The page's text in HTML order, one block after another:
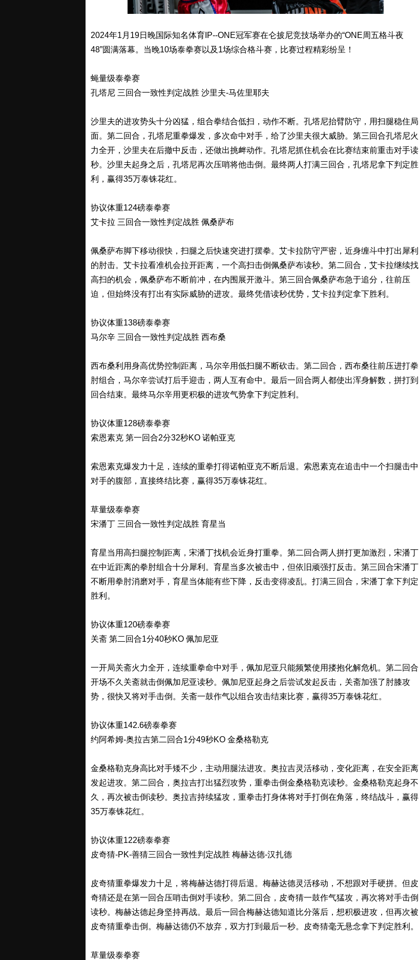
2024年1月19日晚国际知名体育IP--ONE冠军赛在仑披尼竞技场举办的“ONE周五格斗夜
48”圆满落幕。当晚10场泰拳赛以及1场综合格斗赛，比赛过程精彩纷呈！
蝇量级泰拳赛
孔塔尼 三回合一致性判定战胜 沙里夫-马佐里耶夫
沙里夫的进攻势头十分凶猛，组合拳结合低扫，动作不断。孔塔尼抬臂防守，用扫腿稳住局
面。第二回合，孔塔尼重拳爆发，多次命中对手，给了沙里夫很大威胁。第三回合孔塔尼火
力全开，沙里夫在后撤中反击，还做出挑衅动作。孔塔尼抓住机会在比赛结束前重击对手读
秒。沙里夫起身之后，孔塔尼再次压哨将他击倒。最终两人打满三回合，孔塔尼拿下判定胜
利，赢得35万泰铢花红。
协议体重124磅泰拳赛
艾卡拉 三回合一致性判定战胜 佩桑萨布
佩桑萨布脚下移动很快，扫腿之后快速突进打摆拳。艾卡拉防守严密，近身缠斗中打出犀利
的肘击。艾卡拉看准机会拉开距离，一个高扫击倒佩桑萨布读秒。第二回合，艾卡拉继续找
高扫的机会，佩桑萨布不断前冲，在内围展开激斗。第三回合佩桑萨布急于追分，往前压
迫，但始终没有打出有实际威胁的进攻。最终凭借读秒优势，艾卡拉判定拿下胜利。
协议体重138磅泰拳赛
马尔辛 三回合一致性判定战胜 西布桑
西布桑利用身高优势控制距离，马尔辛用低扫腿不断砍击。第二回合，西布桑往前压进打拳
肘组合，马尔辛尝试打后手迎击，两人互有命中。最后一回合两人都使出浑身解数，拼打到
回合结束。最终马尔辛用更积极的进攻气势拿下判定胜利。
协议体重128磅泰拳赛
索恩素克 第一回合2分32秒KO 诺帕亚克
索恩素克爆发力十足，连续的重拳打得诺帕亚克不断后退。索恩素克在追击中一个扫腿击中
对手的腹部，直接终结比赛，赢得35万泰铢花红。
草量级泰拳赛
宋潘丁 三回合一致性判定战胜 育星当
育星当用高扫腿控制距离，宋潘丁找机会近身打重拳。第二回合两人拼打更加激烈，宋潘丁
在中近距离的拳肘组合十分犀利。育星当多次被击中，但依旧顽强打反击。第三回合宋潘丁
不断用拳肘消磨对手，育星当体能有些下降，反击变得凌乱。打满三回合，宋潘丁拿下判定
胜利。
协议体重120磅泰拳赛
关斋 第二回合1分40秒KO 佩加尼亚
一开局关斋火力全开，连续重拳命中对手，佩加尼亚只能频繁使用搂抱化解危机。第二回合
开场不久关斋就击倒佩加尼亚读秒。佩加尼亚起身之后尝试发起反击，关斋加强了肘膝攻
势，很快又将对手击倒。关斋一鼓作气以组合攻击结束比赛，赢得35万泰铢花红。
协议体重142.6磅泰拳赛
约阿希姆-奥拉吉第二回合1分49秒KO 金桑格勒克
金桑格勒克身高比对手矮不少，主动用腿法进攻。奥拉吉灵活移动，变化距离，在安全距离
发起进攻。第二回合，奥拉吉打出猛烈攻势，重拳击倒金桑格勒克读秒。金桑格勒克起身不
久，再次被击倒读秒。奥拉吉持续猛攻，重拳击打身体将对手打倒在角落，终结战斗，赢得
35万泰铢花红。
协议体重122磅泰拳赛
皮奇猜-PK-善猜三回合一致性判定战胜 梅赫达德-汉扎德
皮奇猜重拳爆发力十足，将梅赫达德打得后退。梅赫达德灵活移动，不想跟对手硬拼。但皮
奇猜还是在第一回合压哨击倒对手读秒。第二回合，皮奇猜一鼓作气猛攻，再次将对手击倒
读秒。梅赫达德起身坚持再战。最后一回合梅赫达德知道比分落后，想积极进攻，但再次被
皮奇猜重拳击倒。梅赫达德仍不放弃，双方打到最后一秒。皮奇猜毫无悬念拿下判定胜利。
草量级泰拳赛